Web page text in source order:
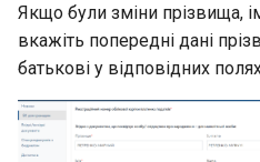
Якщо були зміни прізвища,
вкажіть попередні дані
батькові у відповідних